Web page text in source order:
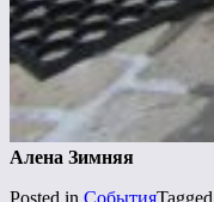
Алена Зимняя